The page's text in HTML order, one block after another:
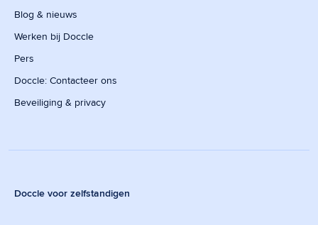
Blog & nieuws
Werken bij Doccle
Pers
Doccle: Contacteer ons
Beveiliging & privacy
Doccle voor zelfstandigen